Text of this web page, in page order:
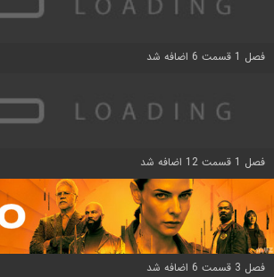
فصل 1 قسمت 6 اضافه شد
فصل 1 قسمت 12 اضافه شد
فصل 3 قسمت 6 اضافه شد